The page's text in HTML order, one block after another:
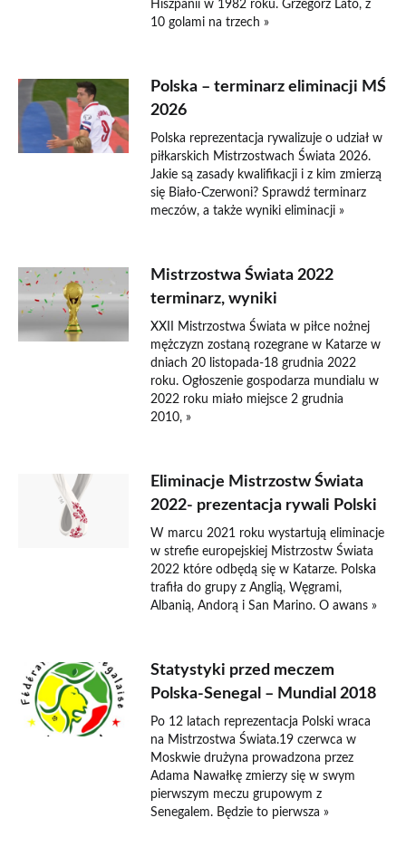
Hiszpanii w 1982 roku. Grzegorz Lato, z
10 golami na trzech »
Polska – terminarz eliminacji MŚ
2026
Polska reprezentacja rywalizuje o udział w
piłkarskich Mistrzostwach Świata 2026.
Jakie są zasady kwalifikacji i z kim zmierzą
się Biało-Czerwoni? Sprawdź terminarz
meczów, a także wyniki eliminacji »
Mistrzostwa Świata 2022
terminarz, wyniki
XXII Mistrzostwa Świata w piłce nożnej
mężczyzn zostaną rozegrane w Katarze w
dniach 20 listopada-18 grudnia 2022
roku. Ogłoszenie gospodarza mundialu w
2022 roku miało miejsce 2 grudnia
2010, »
Eliminacje Mistrzostw Świata
2022- prezentacja rywali Polski
W marcu 2021 roku wystartują eliminacje
w strefie europejskiej Mistrzostw Świata
2022 które odbędą się w Katarze. Polska
trafiła do grupy z Anglią, Węgrami,
Albanią, Andorą i San Marino. O awans »
Statystyki przed meczem
Polska-Senegal – Mundial 2018
Po 12 latach reprezentacja Polski wraca
na Mistrzostwa Świata.19 czerwca w
Moskwie drużyna prowadzona przez
Adama Nawałkę zmierzy się w swym
pierwszym meczu grupowym z
Senegalem. Będzie to pierwsza »